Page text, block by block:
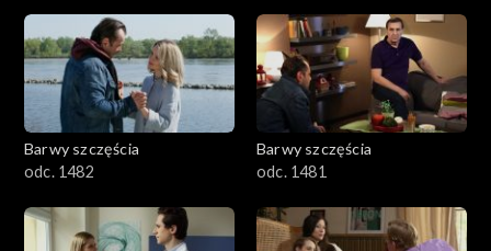
Barwy szczęścia
odc. 1482
Barwy szczęścia
odc. 1481